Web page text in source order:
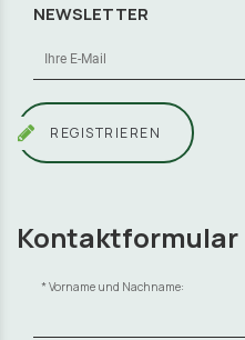
NEWSLETTER
REGISTRIEREN
Kontaktformular
Vorname und Nachname: